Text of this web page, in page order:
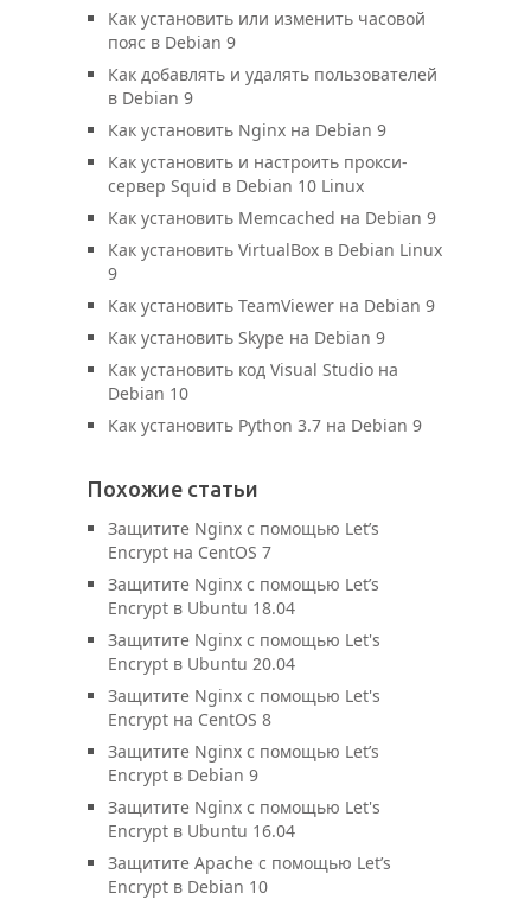
Как установить или изменить часовой
пояс в Debian 9
Как добавлять и удалять пользователей
в Debian 9
Как установить Nginx на Debian 9
Как установить и настроить прокси-
сервер Squid в Debian 10 Linux
Как установить Memcached на Debian 9
Как установить VirtualBox в Debian Linux
9
Как установить TeamViewer на Debian 9
Как установить Skype на Debian 9
Как установить код Visual Studio на
Debian 10
Как установить Python 3.7 на Debian 9
Похожие статьи
Защитите Nginx с помощью Let’s
Encrypt на CentOS 7
Защитите Nginx с помощью Let’s
Encrypt в Ubuntu 18.04
Защитите Nginx с помощью Let's
Encrypt в Ubuntu 20.04
Защитите Nginx с помощью Let's
Encrypt на CentOS 8
Защитите Nginx с помощью Let’s
Encrypt в Debian 9
Защитите Nginx с помощью Let's
Encrypt в Ubuntu 16.04
Защитите Apache с помощью Let’s
Encrypt в Debian 10